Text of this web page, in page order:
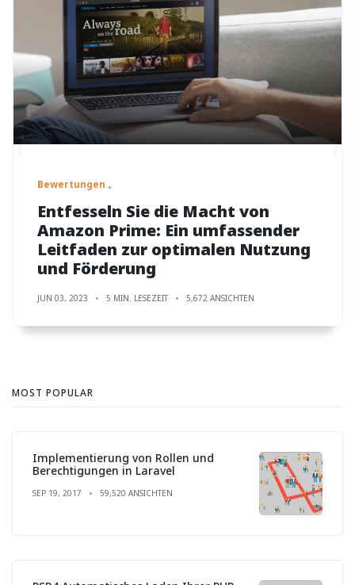
Bewertungen
Entfesseln Sie die Macht von
Amazon Prime: Ein umfassender
Leitfaden zur optimalen Nutzung
und Förderung
JUN 03, 2023 5 MIN. LESEZEIT 5,672 ANSICHTEN
MOST POPULAR
Implementierung von Rollen und
Berechtigungen in Laravel
SEP 19, 2017 59,520 ANSICHTEN